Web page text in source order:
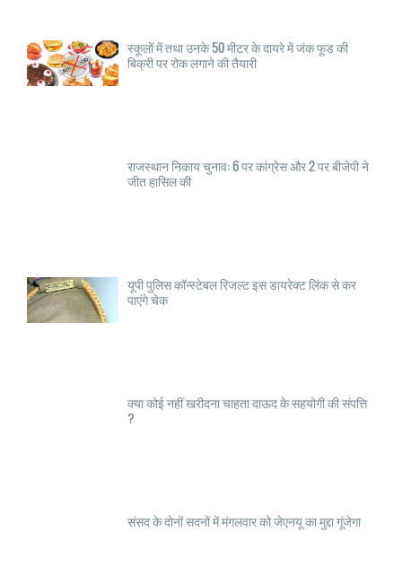
स्कूलों में तथा उनके 50 मीटर के दायरे में जंक फूड की
बिक्री पर रोक लगाने की तैयारी
राजस्थान निकाय चुनाव: 6 पर कांग्रेस और 2 पर बीजेपी ने
जीत हासिल की
यूपी पुलिस कॉन्स्टेबल रिजल्ट इस डायरेक्ट लिंक से कर
पाएंगे चेक
क्या कोई नहीं खरीदना चाहता दाऊद के सहयोगी की संपत्ति
?
संसद के दोनों सदनों में मंगलवार को जेएनयू का मुद्दा गूंजेगा